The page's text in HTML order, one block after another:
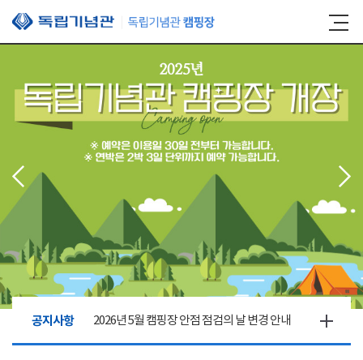
본문 바로가기
공지사항 2026년 5월 캠핑장 안점 점검의 날 변경 안내